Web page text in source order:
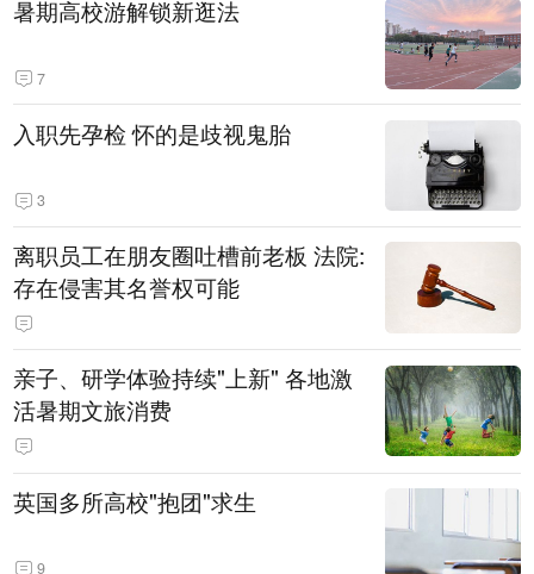
暑期高校游解锁新逛法
7
入职先孕检 怀的是歧视鬼胎
3
离职员工在朋友圈吐槽前老板 法院:
存在侵害其名誉权可能
亲子、研学体验持续"上新" 各地激
活暑期文旅消费
英国多所高校"抱团"求生
9